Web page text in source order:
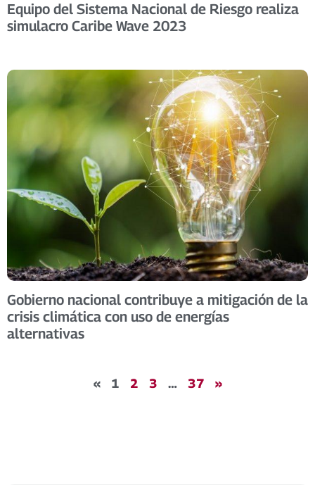
Equipo del Sistema Nacional de Riesgo realiza
simulacro Caribe Wave 2023
Gobierno nacional contribuye a mitigación de la
crisis climática con uso de energías
alternativas
« 1 2 3 … 37 »